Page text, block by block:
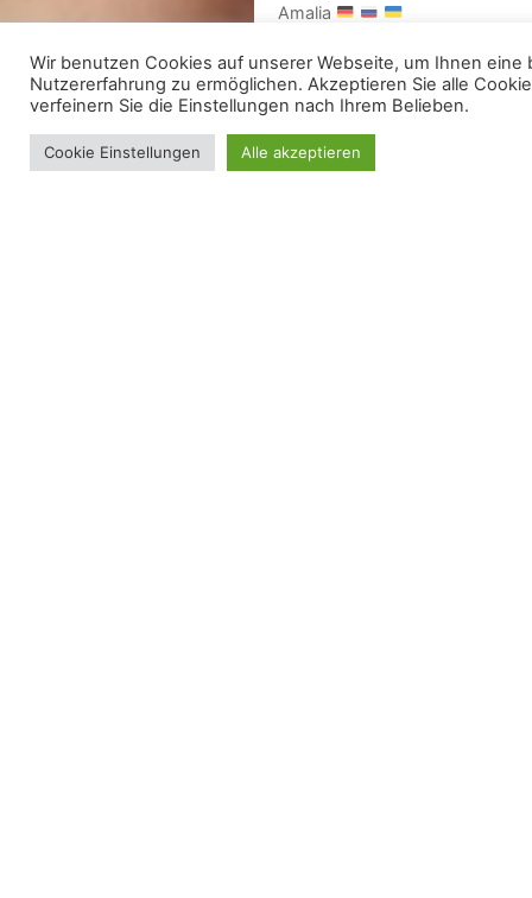
Amalia
Wir benutzen Cookies auf unserer Webseite, um Ihnen eine
Nutzererfahrung zu ermöglichen. Akzeptieren Sie alle
verfeinern Sie die Einstellungen nach Ihrem Belieben.
Cookie Einstellungen Alle akzeptieren